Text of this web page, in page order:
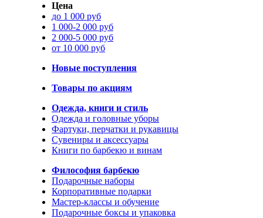
Цена
до 1 000 руб
1 000-2 000 руб
2 000-5 000 руб
от 10 000 руб
Новые поступления
Товары по акциям
Одежда, книги и стиль
Одежда и головные уборы
Фартуки, перчатки и рукавицы
Сувениры и аксессуары
Книги по барбекю и винам
Философия барбекю
Подарочные наборы
Корпоративные подарки
Мастер-классы и обучение
Подарочные боксы и упаковка